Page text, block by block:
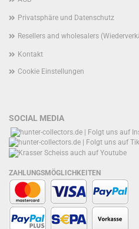
Privatsphäre und Datenschutz
Resellers and wholesalers
Kontakt
Cookie Einstellungen
SOCIAL MEDIA
ZAHLUNGSMÖGLICHKEITEN